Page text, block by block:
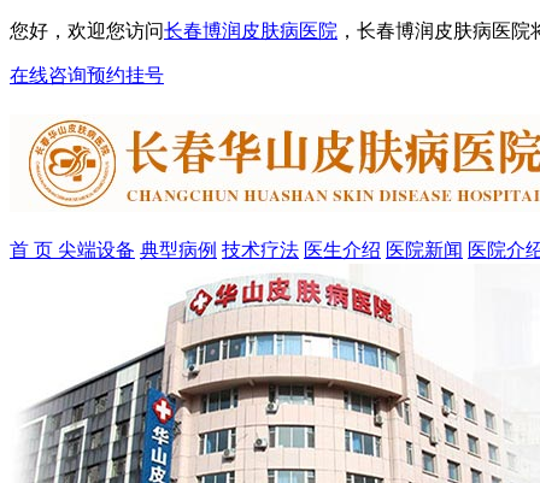
您好，欢迎您访问长春博润皮肤病医院 ，长春博润皮肤病医
在线咨询预约挂号
首 页 尖端设备 典型病例 技术疗法 医生介绍 医院新闻 医院介